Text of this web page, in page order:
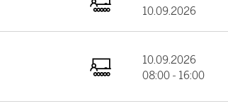
10.09.2026
10.09.2026
08:00 - 16:00